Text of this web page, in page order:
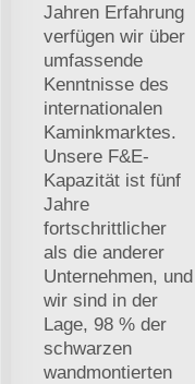
Jahren Erfahrung
verfügen wir über
umfassende
Kenntnisse des
internationalen
Kaminkmarktes.
Unsere F&E-
Kapazität ist fünf
Jahre
fortschrittlicher
als die anderer
Unternehmen, und
wir sind in der
Lage, 98 % der
schwarzen
wandmontierten